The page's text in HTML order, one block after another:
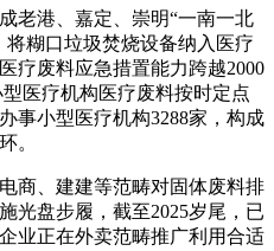
港、嘉定、崇明“一南一北
糊口垃圾焚烧设备纳入医疗
疗废料应急措置能力跨越2000
医疗机构医疗废料按时定点
事小型医疗机构3288家，构成
。
、建建等范畴对固体废料排
光盘步履，截至2025岁尾，已
业正在外卖范畴推广利用合适